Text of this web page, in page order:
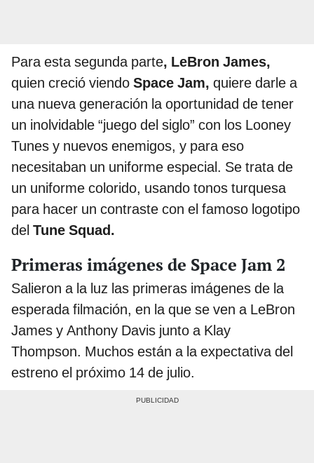
Para esta segunda parte, LeBron James,
quien creció viendo Space Jam, quiere darle a
una nueva generación la oportunidad de tener
un inolvidable “juego del siglo” con los Looney
Tunes y nuevos enemigos, y para eso
necesitaban un uniforme especial. Se trata de
un uniforme colorido, usando tonos turquesa
para hacer un contraste con el famoso logotipo
del Tune Squad.
Primeras imágenes de Space Jam 2
Salieron a la luz las primeras imágenes de la
esperada filmación, en la que se ven a LeBron
James y Anthony Davis junto a Klay
Thompson. Muchos están a la expectativa del
estreno el próximo 14 de julio.